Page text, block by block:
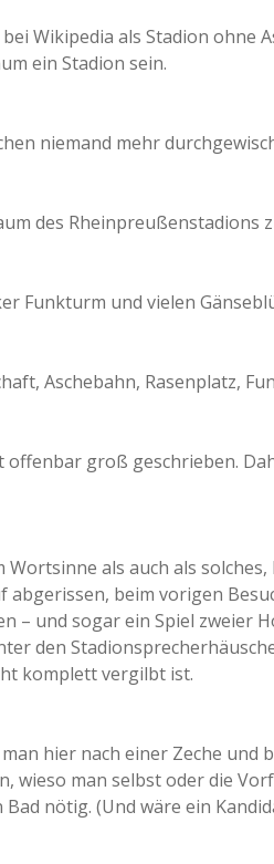
Wikipedia als Stadion ohne
ein Stadion sein.
niemand mehr
des Rheinpreußenstadions
Funkturm und vielen
Aschebahn, Rasenplatz,
offenbar groß geschrieben.
als auch als
beim vorigen
– und sogar ein Spiel zweier
den
komplett vergilbt ist.
hier nach einer Zeche und
wieso man selbst oder die
nötig. (Und wäre ein